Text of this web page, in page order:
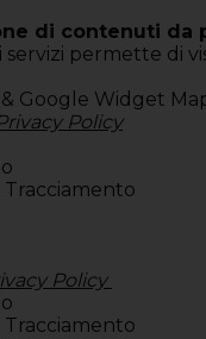
di contenuti da
servizi permette di
Google Widget
Policy
Policy